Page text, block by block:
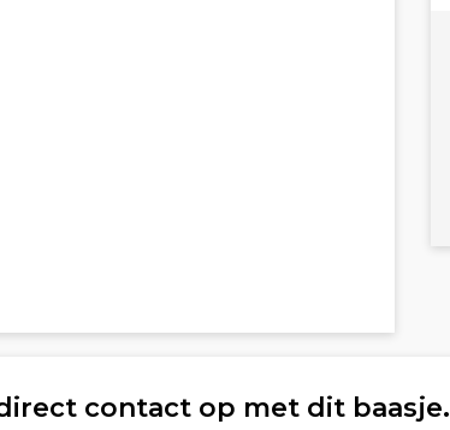
contact op met dit baasje.